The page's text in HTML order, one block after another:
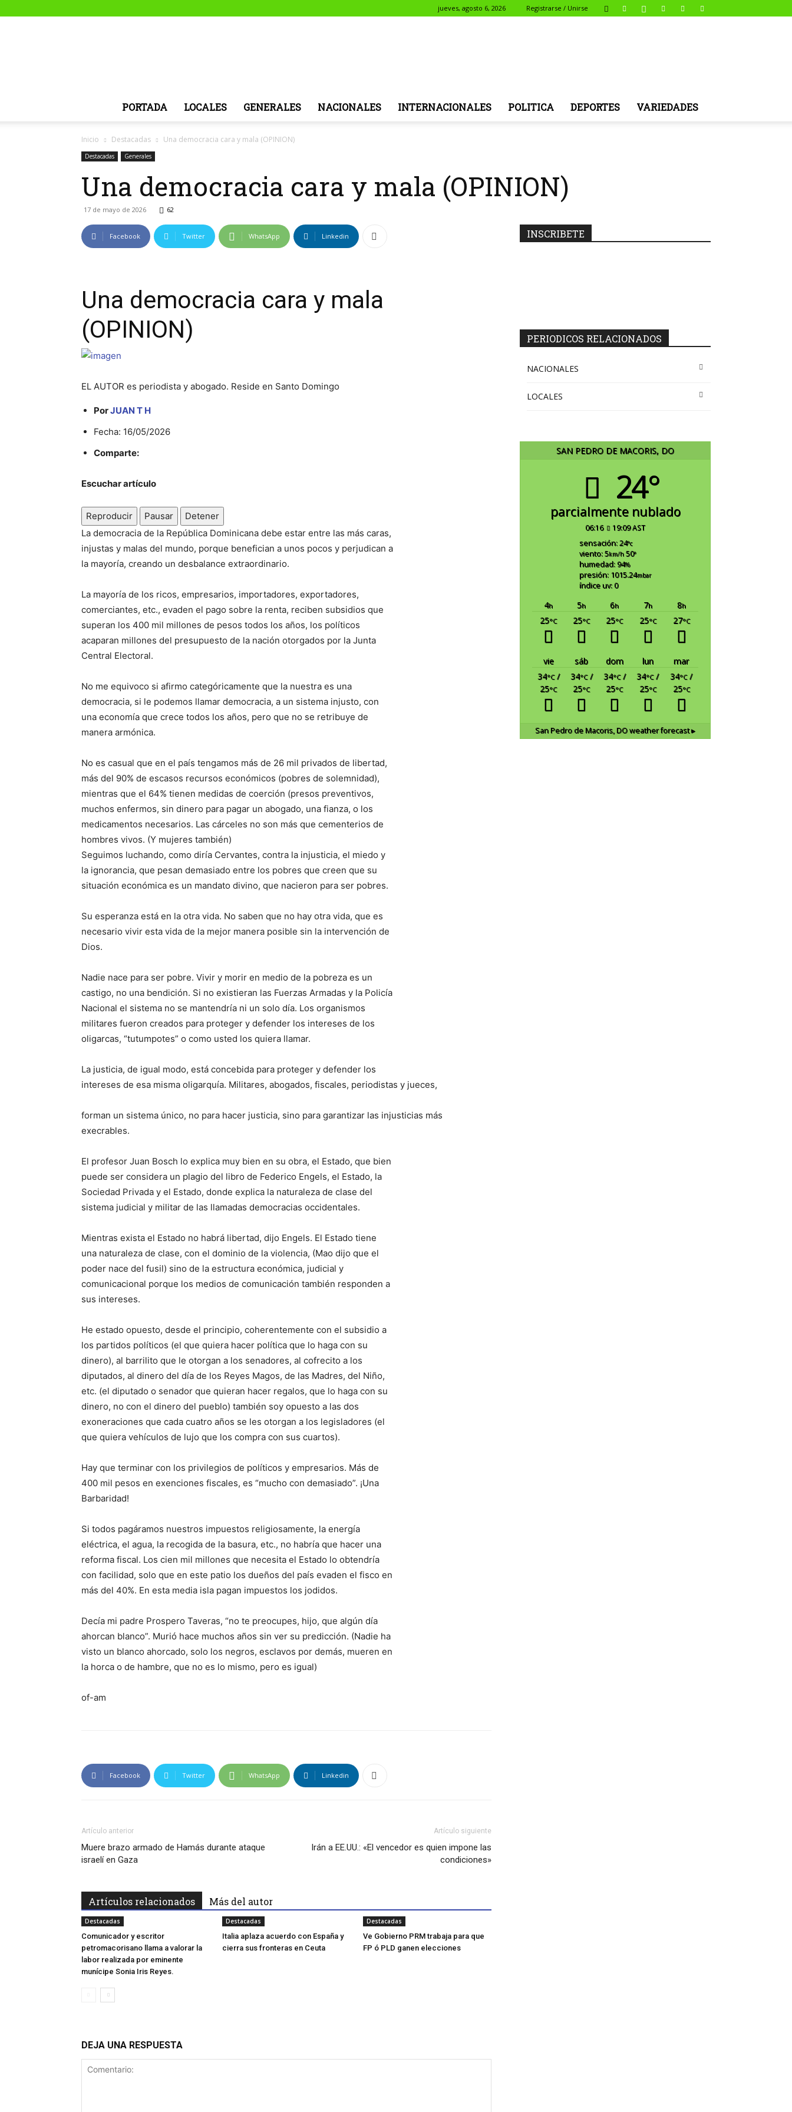
jueves, agosto 6, 2026 Registrarse / Unirse
PORTADA LOCALES GENERALES NACIONALES INTERNACIONALES POLITICA DEPORTES VARIEDADES
Inicio Destacadas Una democracia cara y mala (OPINION)
Destacadas Generales
Una democracia cara y mala (OPINION)
17 de mayo de 2026 62
Facebook Twitter WhatsApp Linkedin
Una democracia cara y mala
(OPINION)
EL AUTOR es periodista y abogado. Reside en Santo Domingo
PorJUAN T H
Fecha: 16/05/2026
Comparte:
Escuchar artículo
Reproducir Pausar
Detener
La democracia de la República Dominicana debe estar entre las más caras,
injustas y malas del mundo, porque benefician a unos pocos y perjudican a
la mayoría, creando un desbalance extraordinario.
La mayoría de los ricos, empresarios, importadores, exportadores,
comerciantes, etc., evaden el pago sobre la renta, reciben subsidios que
superan los 400 mil millones de pesos todos los años, los políticos
acaparan millones del presupuesto de la nación otorgados por la Junta
Central Electoral.
No me equivoco si afirmo categóricamente que la nuestra es una
democracia, si le podemos llamar democracia, a un sistema injusto, con
una economía que crece todos los años, pero que no se retribuye de
manera armónica.
No es casual que en el país tengamos más de 26 mil privados de libertad,
más del 90% de escasos recursos económicos (pobres de solemnidad),
mientras que el 64% tienen medidas de coerción (presos preventivos,
muchos enfermos, sin dinero para pagar un abogado, una fianza, o los
medicamentos necesarios. Las cárceles no son más que cementerios de
hombres vivos. (Y mujeres también)
Seguimos luchando, como diría Cervantes, contra la injusticia, el miedo y
la ignorancia, que pesan demasiado entre los pobres que creen que su
situación económica es un mandato divino, que nacieron para ser pobres.
Su esperanza está en la otra vida. No saben que no hay otra vida, que es
necesario vivir esta vida de la mejor manera posible sin la intervención de
Dios.
Nadie nace para ser pobre. Vivir y morir en medio de la pobreza es un
castigo, no una bendición. Si no existieran las Fuerzas Armadas y la Policía
Nacional el sistema no se mantendría ni un solo día. Los organismos
militares fueron creados para proteger y defender los intereses de los
oligarcas, “tutumpotes” o como usted los quiera llamar.
La justicia, de igual modo, está concebida para proteger y defender los
intereses de esa misma oligarquía. Militares, abogados, fiscales, periodistas y jueces,
forman un sistema único, no para hacer justicia, sino para garantizar las injusticias más
execrables.
El profesor Juan Bosch lo explica muy bien en su obra, el Estado, que bien
puede ser considera un plagio del libro de Federico Engels, el Estado, la
Sociedad Privada y el Estado, donde explica la naturaleza de clase del
sistema judicial y militar de las llamadas democracias occidentales.
Mientras exista el Estado no habrá libertad, dijo Engels. El Estado tiene
una naturaleza de clase, con el dominio de la violencia, (Mao dijo que el
poder nace del fusil) sino de la estructura económica, judicial y
comunicacional porque los medios de comunicación también responden a
sus intereses.
He estado opuesto, desde el principio, coherentemente con el subsidio a
los partidos políticos (el que quiera hacer política que lo haga con su
dinero), al barrilito que le otorgan a los senadores, al cofrecito a los
diputados, al dinero del día de los Reyes Magos, de las Madres, del Niño,
etc. (el diputado o senador que quieran hacer regalos, que lo haga con su
dinero, no con el dinero del pueblo) también soy opuesto a las dos
exoneraciones que cada cuatro años se les otorgan a los legisladores (el
que quiera vehículos de lujo que los compra con sus cuartos).
Hay que terminar con los privilegios de políticos y empresarios. Más de
400 mil pesos en exenciones fiscales, es “mucho con demasiado”. ¡Una
Barbaridad!
Si todos pagáramos nuestros impuestos religiosamente, la energía
eléctrica, el agua, la recogida de la basura, etc., no habría que hacer una
reforma fiscal. Los cien mil millones que necesita el Estado lo obtendría
con facilidad, solo que en este patio los dueños del país evaden el fisco en
más del 40%. En esta media isla pagan impuestos los jodidos.
Decía mi padre Prospero Taveras, “no te preocupes, hijo, que algún día
ahorcan blanco”. Murió hace muchos años sin ver su predicción. (Nadie ha
visto un blanco ahorcado, solo los negros, esclavos por demás, mueren en
la horca o de hambre, que no es lo mismo, pero es igual)
of-am
Facebook Twitter WhatsApp Linkedin
Artículo anterior
Muere brazo armado de Hamás durante ataque
israelí en Gaza
Artículo siguiente
Irán a EE.UU.: «El vencedor es quien impone las
condiciones»
Artículos relacionados Más del autor
Destacadas
Comunicador y escritor
petromacorisano llama a valorar la
labor realizada por eminente
munícipe Sonia Iris Reyes.
Destacadas
Italia aplaza acuerdo con España y
cierra sus fronteras en Ceuta
Destacadas
Ve Gobierno PRM trabaja para que
FP ó PLD ganen elecciones
DEJA UNA RESPUESTA
INSCRIBETE
PERIODICOS RELACIONADOS
NACIONALES
LOCALES
SAN PEDRO DE MACORIS, DO
24°
parcialmente nublado
06:16 19:09 AST
sensación: 24°c
viento: 5km/h 50°
humedad: 94%
presión: 1015.24mbar
índice uv: 0
4h 5h 6h 7h 8h
25°C 25°C 25°C 25°C 27°C
vie sáb dom lun
mar
34°C/
25°C
34°C/
25°C
34°C/
25°C
34°C/
25°C
34°C/
25°C
San Pedro de Macoris, DOweather forecast ▸